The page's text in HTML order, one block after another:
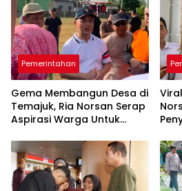
Pemerintahan
Gema Membangun Desa di
Temajuk, Ria Norsan Serap
Aspirasi Warga Untuk